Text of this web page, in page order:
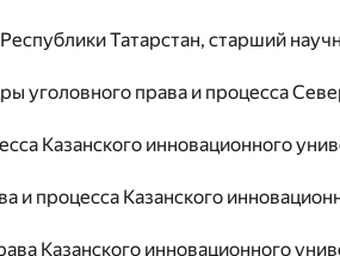
Татарстан, старший
уголовного права и процесса
Казанского инновационного
и процесса Казанского
Казанского инновационного